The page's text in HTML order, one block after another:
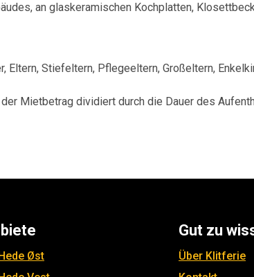
an glaskeramischen Kochplatten,
Stiefeltern, Pflegeeltern, Großeltern,
Mietbetrag dividiert durch die Dauer des
Øst
Gut zu
Über Klitferie